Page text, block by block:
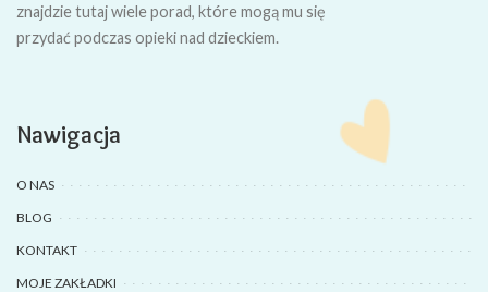
znajdzie tutaj wiele porad, które mogą mu się
przydać podczas opieki nad dzieckiem.
Nawigacja
O NAS
BLOG
KONTAKT
MOJE ZAKŁADKI